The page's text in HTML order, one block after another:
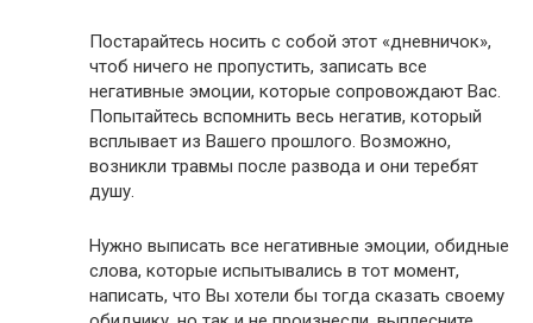
Постарайтесь носить с собой этот «дневничок»,
чтоб ничего не пропустить, записать все
негативные эмоции, которые сопровождают Вас.
Попытайтесь вспомнить весь негатив, который
всплывает из Вашего прошлого. Возможно,
возникли травмы после развода и они теребят
душу.
Нужно выписать все негативные эмоции, обидные
слова, которые испытывались в тот момент,
написать, что Вы хотели бы тогда сказать своему